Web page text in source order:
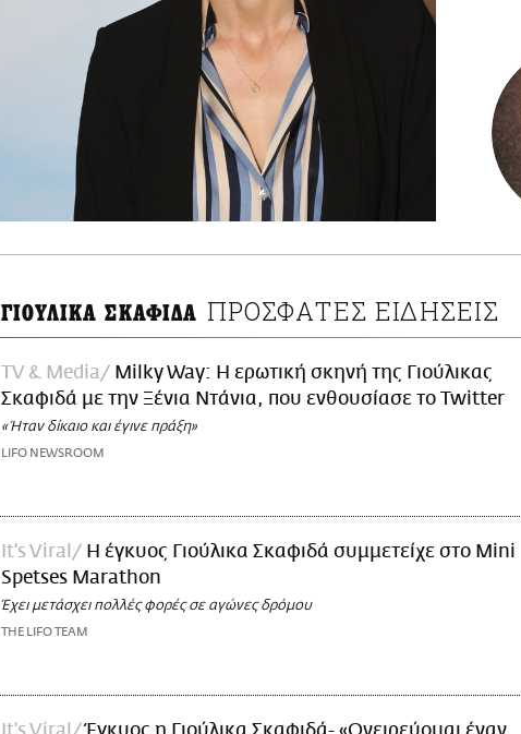
ΓΙΟΥΛΙΚΑ ΣΚΑΦΙΔΑ ΠΡΟΣΦΑΤΕΣ ΕΙΔΗΣΕΙΣ
TV & Media
Milky Way: Η ερωτική σκηνή της Γιούλικας
Σκαφιδά με την Ξένια Ντάνια, που ενθουσίασε το Twitter
«Ήταν δίκαιο και έγινε πράξη»
LIFO NEWSROOM
It's Viral
Η έγκυος Γιούλικα Σκαφιδά συμμετείχε στο Mini
Spetses Marathon
Έχει μετάσχει πολλές φορές σε αγώνες δρόμου
THE LIFO TEAM